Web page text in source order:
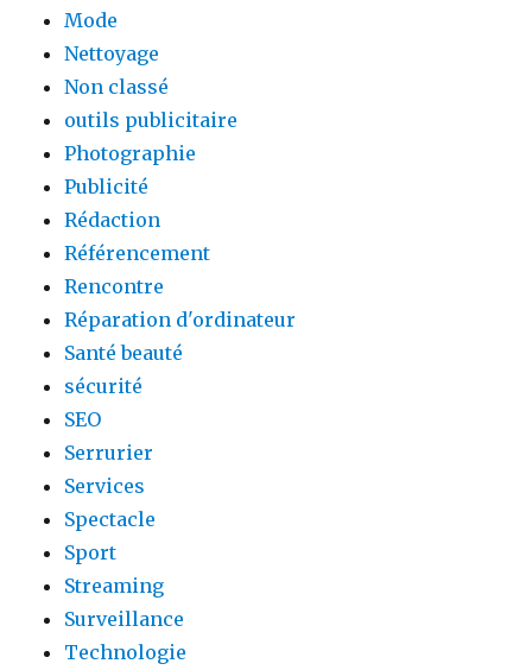
Mode
Nettoyage
Non classé
outils publicitaire
Photographie
Publicité
Rédaction
Référencement
Rencontre
Réparation d'ordinateur
Santé beauté
sécurité
SEO
Serrurier
Services
Spectacle
Sport
Streaming
Surveillance
Technologie